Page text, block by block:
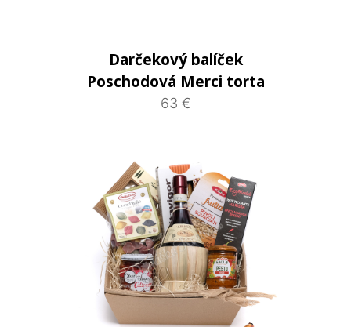
Darčekový balíček
Poschodová Merci torta
63 €